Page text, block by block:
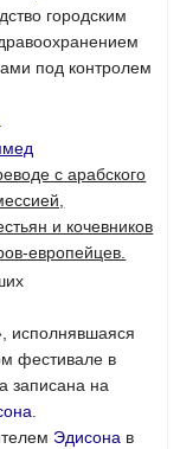
городским
под контролем
с арабского
и кочевников
европейцев.
исполнявшаяся
фестивале в
записана на
Эдисона в